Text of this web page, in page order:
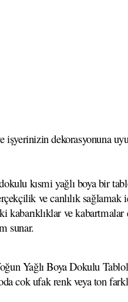
işyerinizin dekorasyonuna
kısmi yağlı boya bir
ve canlılık sağlamak
kabarıklıklar ve
sunar.
Yağlı Boya Dokulu
cok ufak renk veya ton